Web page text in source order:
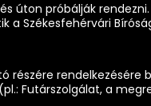
úton próbálják
a Székesfehérvári
részére
Futárszolgálat, a